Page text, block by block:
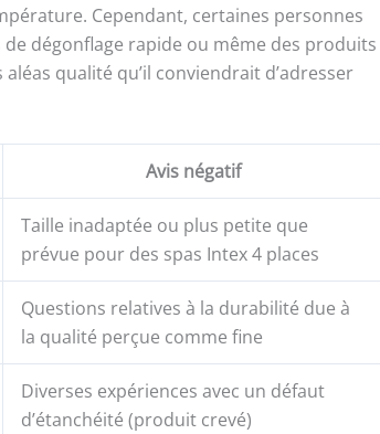
Cependant, certaines personnes
dégonflage rapide ou même des produits
qualité qu’il conviendrait d’adresser
Avis négatif
Taille inadaptée ou plus petite que
prévue pour des spas Intex 4 places
Questions relatives à la durabilité due à
la qualité perçue comme fine
Diverses expériences avec un défaut
d’étanchéité (produit crevé)